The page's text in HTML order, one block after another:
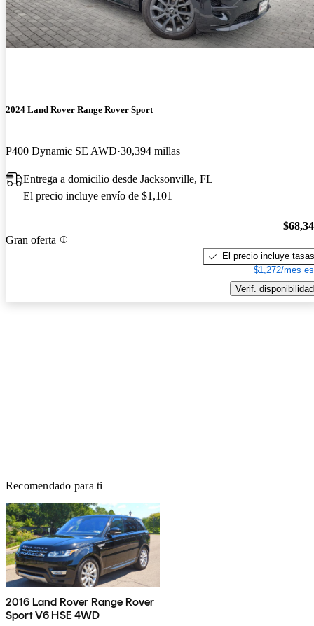
2024 Land Rover Range Rover Sport
P400 Dynamic SE AWD 30,394 millas
Entrega a domicilio desde Jacksonville, FL
El precio incluye envío de $1,101
Gran oferta
El precio incluye tasas
$1,272/mes
Verif. disponibilidad
Recomendado para ti
2016 Land Rover Range Rover
Sport V6 HSE 4WD